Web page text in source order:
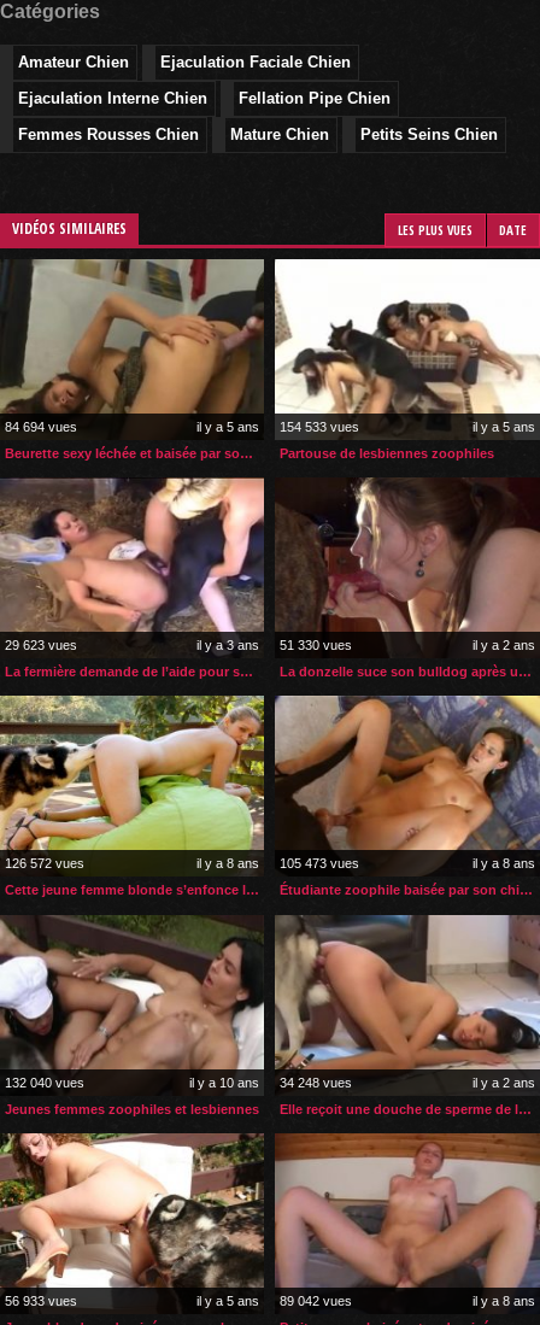
Catégories
Amateur Chien
Ejaculation Faciale Chien
Ejaculation Interne Chien
Fellation Pipe Chien
Femmes Rousses Chien
Mature Chien Petits Seins Chien
VIDÉOS SIMILAIRES LES PLUS VUES DATE
84 694 vues
il y a 5 ans
Beurette sexy léchée et baisée par son gros chien noir
154 533 vues
il y a 5 ans
Partouse de lesbiennes zoophiles
29 623 vues
il y a 3 ans
La fermière demande de l’aide pour se faire baiser par son chien
51 330 vues
il y a 2 ans
La donzelle suce son bulldog après une longue sodomie
126 572 vues
il y a 8 ans
Cette jeune femme blonde s’enfonce le sexe de son husky
105 473 vues
il y a 8 ans
Étudiante zoophile baisée par son chien
132 040 vues
il y a 10 ans
Jeunes femmes zoophiles et lesbiennes
34 248 vues
il y a 2 ans
Elle reçoit une douche de sperme de la part de son husky
56 933 vues
il y a 5 ans
89 042 vues
il y a 8 ans